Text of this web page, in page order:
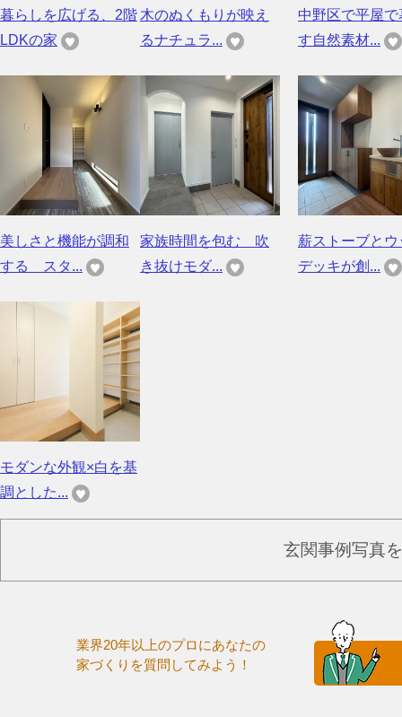
暮らしを広げる、2階
LDKの家
木のぬくもりが映え
るナチュラ...
中野区で平屋で
す自然素材...
美しさと機能が調和
する スタ...
家族時間を包む 吹
き抜けモダ...
薪ストーブとウ
デッキが創...
モダンな外観×白を基
調とした...
玄関事例写真
業界20年以上のプロにあなたの
家づくりを質問してみよう！